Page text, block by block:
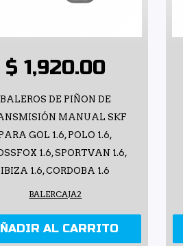
$ 1,920.00
BALEROS DE PIÑON DE
MANUAL SKF
GOL 1.6, POLO 1.6,
1.6, SPORTVAN 1.6,
IBIZA 1.6, CORDOBA 1.6
BALERCAJA2
AL CARRITO